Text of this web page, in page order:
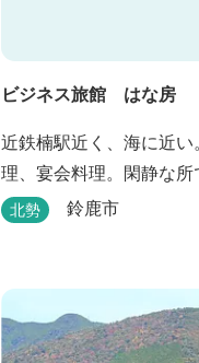
ビジネス旅館 はな房
近鉄楠駅近く、海に近
理、宴会料理。閑静な所
北勢 鈴鹿市